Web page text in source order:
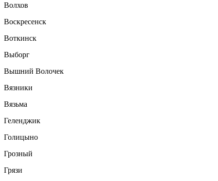
Волхов
Воскресенск
Воткинск
Выборг
Вышний Волочек
Вязники
Вязьма
Геленджик
Голицыно
Грозный
Грязи